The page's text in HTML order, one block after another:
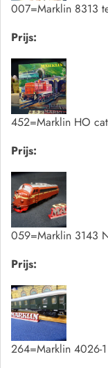
007=Marklin 8313
Prijs:
452=Marklin HO
Prijs:
059=Marklin 3143
Prijs:
264=Marklin 4026-